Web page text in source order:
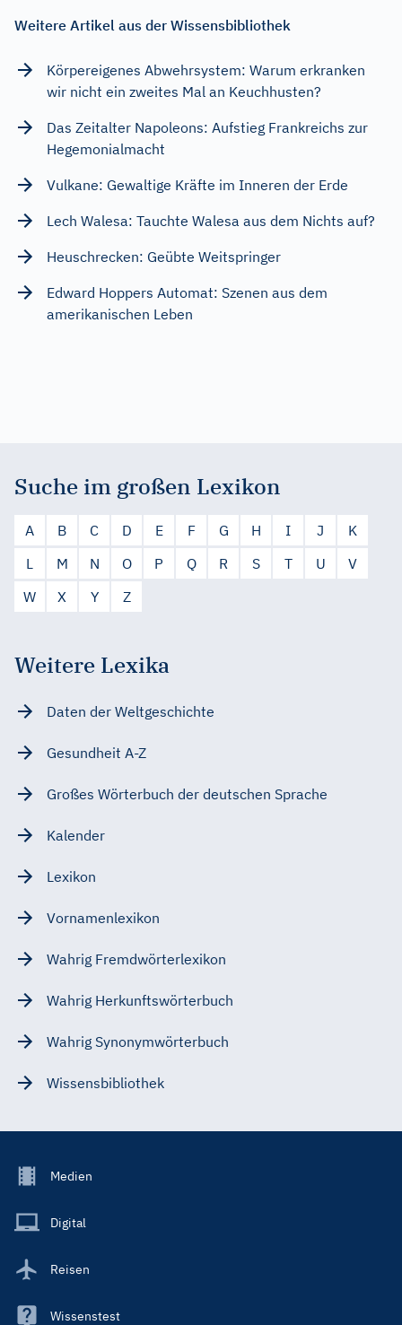
Weitere Artikel aus der Wissensbibliothek
Körpereigenes Abwehrsystem: Warum erkranken
wir nicht ein zweites Mal an Keuchhusten?
Das Zeitalter Napoleons: Aufstieg Frankreichs zur
Hegemonialmacht
Vulkane: Gewaltige Kräfte im Inneren der Erde
Lech Walesa: Tauchte Walesa aus dem Nichts auf?
Heuschrecken: Geübte Weitspringer
Edward Hoppers Automat: Szenen aus dem
amerikanischen Leben
Suche im großen Lexikon
A B C D E F G H I J
K
L
M N O P Q R S T U
V
W
X Y Z
Weitere Lexika
Daten der Weltgeschichte
Gesundheit A-Z
Großes Wörterbuch der deutschen Sprache
Kalender
Lexikon
Vornamenlexikon
Wahrig Fremdwörterlexikon
Wahrig Herkunftswörterbuch
Wahrig Synonymwörterbuch
Wissensbibliothek
Footer
Main
Medien
Digital
Reisen
Wissenstest